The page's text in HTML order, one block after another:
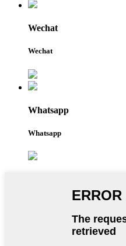
Wechat
Wechat
Whatsapp
Whatsapp